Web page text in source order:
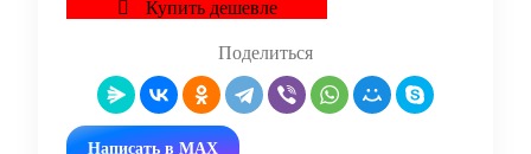
Купить дешевле
Поделиться
Написать в MAX